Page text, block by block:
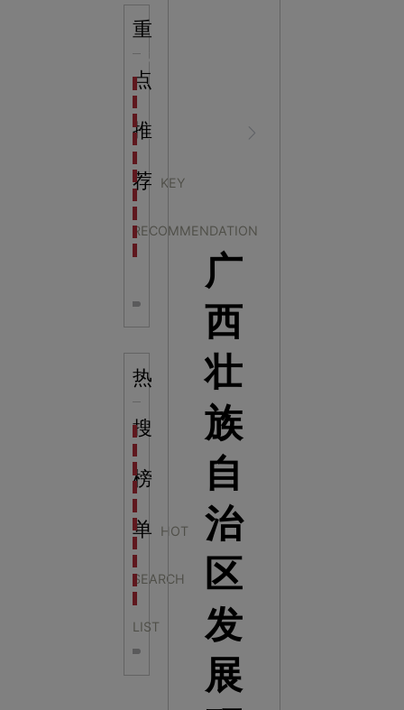
NEWS
CENTER
重
点
推
荐 KEY
RECOMMENDATION
海洋馆设计建设方案：展示内容和互动体验设计
非遗文化展厅设计要点：展厅布局策展技巧和创新元
航空航天科技馆设计思路：如何设计促进公众的兴趣
目前科技馆的展示内容主要包含哪些几个方面？
全息体验馆设计：打造身临其境的奇妙世界
热
搜
榜
单 HOT
SEARCH
LIST
科学梦成功中标公主岭市科技馆新馆项目
科学梦中标中国科学技术馆2022年中国流动科技馆
科学梦中标洛阳市科学技术馆展品采购项目
科学梦中标方城县科技馆展厅升级项目
科学梦中标濮阳县科技馆公共安全体验馆项目
科学梦集团中标广西大学海洋科教馆项目
科学梦集团中标淮师附小科技长廊展项目
科学梦集团中标洪泽湖治理保护展示馆项目
广
西
壮
族
自
治
区
发
展